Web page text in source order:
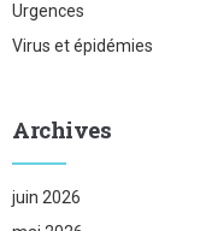
Urgences
Virus et épidémies
Archives
juin 2026